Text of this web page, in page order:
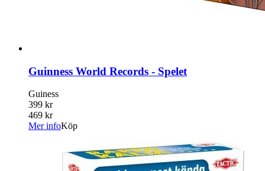
Guinness World Records - Spelet
Guiness
399 kr
469 kr
Mer infoKöp